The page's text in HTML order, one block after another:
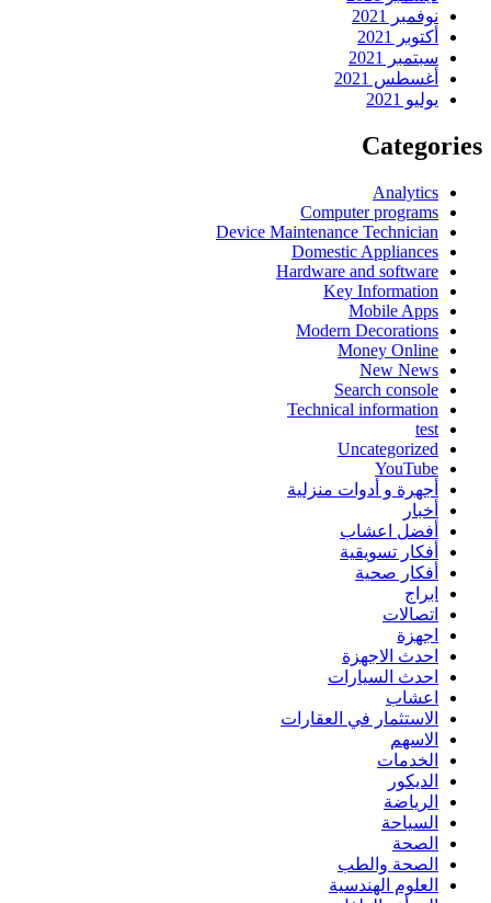
نوفمبر 2021
أكتوبر 2021
سبتمبر 2021
أغسطس 2021
يوليو 2021
Categories
Analytics
Computer programs
Device Maintenance Technician
Domestic Appliances
Hardware and software
Key Information
Mobile Apps
Modern Decorations
Money Online
New News
Search console
Technical information
test
Uncategorized
YouTube
أجهرة و أدوات منزلية
أخبار
أفضل اعشاب
أفكار تسويقية
أفكار صحية
ابراج
اتصالات
اجهزة
احدث الاجهزة
احدث السيارات
اعشاب
الاستثمار في العقارات
الاسهم
الخدمات
الديكور
الرياضة
السياحة
الصحة
الصحة والطب
العلوم الهندسية